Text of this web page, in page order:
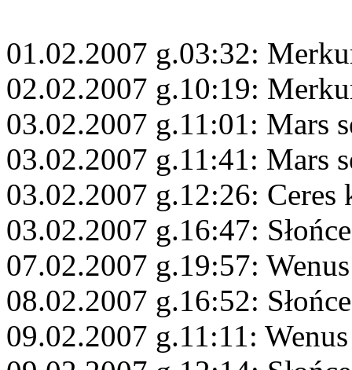
01.02.2007 g.03:32:
02.02.2007 g.10:19:
03.02.2007 g.11:01: Mars
03.02.2007 g.11:41: Mars
03.02.2007 g.12:26:
03.02.2007 g.16:47:
07.02.2007 g.19:57:
08.02.2007 g.16:52:
09.02.2007 g.11:11: